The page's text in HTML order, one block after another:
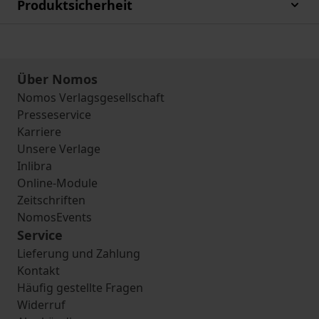
Produktsicherheit
Über Nomos
Nomos Verlagsgesellschaft
Presseservice
Karriere
Unsere Verlage
Inlibra
Online-Module
Zeitschriften
NomosEvents
Service
Lieferung und Zahlung
Kontakt
Häufig gestellte Fragen
Widerruf